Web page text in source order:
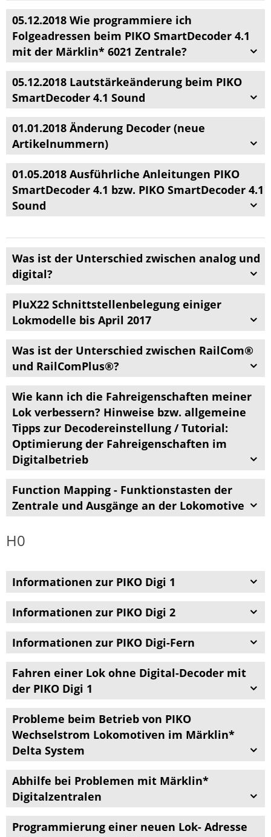
05.12.2018 Wie programmiere ich
Folgeadressen beim PIKO SmartDecoder 4.1
mit der Märklin* 6021 Zentrale?
05.12.2018 Lautstärkeänderung beim PIKO
SmartDecoder 4.1 Sound
01.01.2018 Änderung Decoder (neue
Artikelnummern)
01.05.2018 Ausführliche Anleitungen PIKO
SmartDecoder 4.1 bzw. PIKO SmartDecoder 4.1
Sound
Was ist der Unterschied zwischen analog und
digital?
PluX22 Schnittstellenbelegung einiger
Lokmodelle bis April 2017
Was ist der Unterschied zwischen RailCom®
und RailComPlus®?
Wie kann ich die Fahreigenschaften meiner
Lok verbessern? Hinweise bzw. allgemeine
Tipps zur Decodereinstellung / Tutorial:
Optimierung der Fahreigenschaften im
Digitalbetrieb
Function Mapping - Funktionstasten der
Zentrale und Ausgänge an der Lokomotive
H0
Informationen zur PIKO Digi 1
Informationen zur PIKO Digi 2
Informationen zur PIKO Digi-Fern
Fahren einer Lok ohne Digital-Decoder mit
der PIKO Digi 1
Probleme beim Betrieb von PIKO
Wechselstrom Lokomotiven im Märklin*
Delta System
Abhilfe bei Problemen mit Märklin*
Digitalzentralen
Programmierung einer neuen Lok- Adresse